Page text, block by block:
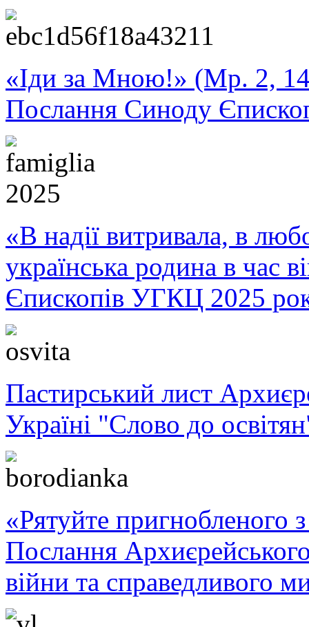
«Іди за Мною!» (Мр. 2,
Послання Синоду
«В надії витривала, в
українська родина в час
Єпископів УГКЦ 2025
Пастирський лист
Україні "Слово до
«Рятуйте пригнобленого
Послання
війни та справедливого